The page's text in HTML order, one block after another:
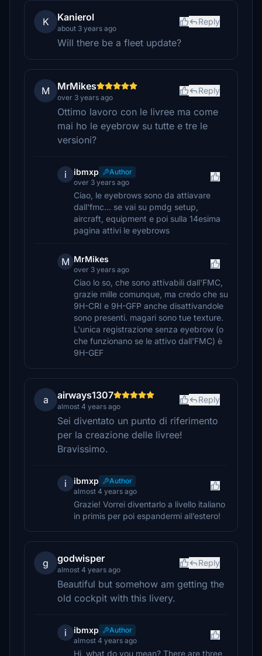
K Kanierol
about 3 years ago
Reply
Will there be a fleet update?
M MrMikes
over 3 years ago
Reply
Ottimo lavoro con le livree ma come
mai ho le eyebrow su tutte e tre le
versioni?
i ibmxp
Author
over 3 years ago
Ciao, le eyebrows sono da attiavare
dall'fmc... se vai su pmdg setup,
aircraft, equipment e poi sulla 14esima
pagina attivi le eyebrows
M MrMikes
over 3 years ago
Ciao lo so, che sono attivabili dall'FMC,
grazie mille comunque, ma credo che su
9H-CRI e 9H-GFP anche disattivandole
sono presenti. magari sono tue texture.
L'unica registrazione senza eyebrow (o
che funzionano se le attivo dall'FMC) è
9H-GEF
a airways1307
almost 4 years ago
Reply
Sei diventato un punto di riferimento
per la creazione delle livree!
Bravissimo.
i ibmxp
Author
almost 4 years ago
Grazie! Vorrei diventarlo a livello italiano
in primis per poi espandermi all’estero!
g godwisper
almost 4 years ago
Reply
Beautiful but somehow am getting the
old cockpit with this livery.
i ibmxp
Author
almost 4 years ago
Hi, what do you mean? There are three